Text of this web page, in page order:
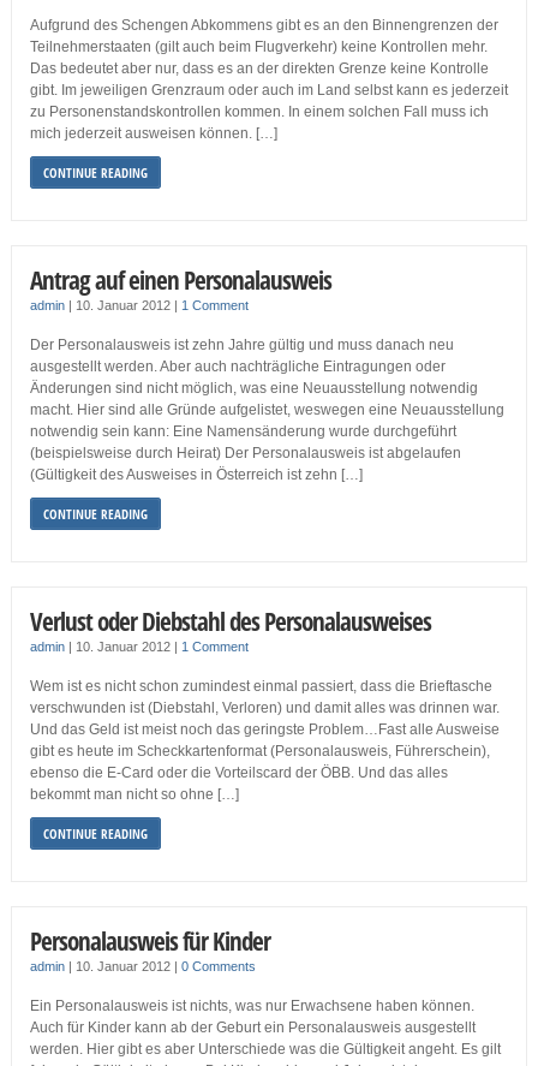
Aufgrund des Schengen Abkommens gibt es an den Binnengrenzen der
Teilnehmerstaaten (gilt auch beim Flugverkehr) keine Kontrollen mehr.
Das bedeutet aber nur, dass es an der direkten Grenze keine Kontrolle
gibt. Im jeweiligen Grenzraum oder auch im Land selbst kann es jederzeit
zu Personenstandskontrollen kommen. In einem solchen Fall muss ich
mich jederzeit ausweisen können. […]
CONTINUE READING
Antrag auf einen Personalausweis
admin| 10. Januar 2012 | 1 Comment
Der Personalausweis ist zehn Jahre gültig und muss danach neu
ausgestellt werden. Aber auch nachträgliche Eintragungen oder
Änderungen sind nicht möglich, was eine Neuausstellung notwendig
macht. Hier sind alle Gründe aufgelistet, weswegen eine Neuausstellung
notwendig sein kann: Eine Namensänderung wurde durchgeführt
(beispielsweise durch Heirat) Der Personalausweis ist abgelaufen
(Gültigkeit des Ausweises in Österreich ist zehn […]
CONTINUE READING
Verlust oder Diebstahl des Personalausweises
admin| 10. Januar 2012 | 1 Comment
Wem ist es nicht schon zumindest einmal passiert, dass die Brieftasche
verschwunden ist (Diebstahl, Verloren) und damit alles was drinnen war.
Und das Geld ist meist noch das geringste Problem…Fast alle Ausweise
gibt es heute im Scheckkartenformat (Personalausweis, Führerschein),
ebenso die E-Card oder die Vorteilscard der ÖBB. Und das alles
bekommt man nicht so ohne […]
CONTINUE READING
Personalausweis für Kinder
admin| 10. Januar 2012 | 0 Comments
Ein Personalausweis ist nichts, was nur Erwachsene haben können.
Auch für Kinder kann ab der Geburt ein Personalausweis ausgestellt
werden. Hier gibt es aber Unterschiede was die Gültigkeit angeht. Es gilt